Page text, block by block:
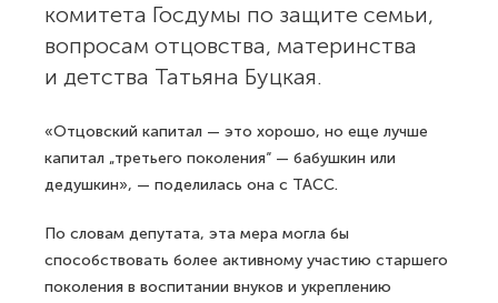
комитета Госдумы по защите семьи,
вопросам отцовства, материнства
и детства Татьяна Буцкая.
«Отцовский капитал — это хорошо, но еще лучше
капитал „третьего поколения“ — бабушкин или
дедушкин», — поделилась она с ТАСС.
По словам депутата, эта мера могла бы
способствовать более активному участию старшего
поколения в воспитании внуков и укреплению